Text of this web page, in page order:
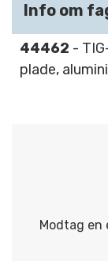
Info om
44462 -
plade,
Modtag en